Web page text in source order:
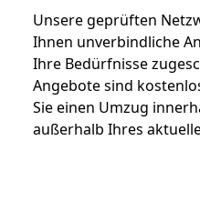
Unsere geprüften
Ihnen unverbindliche
Ihre Bedürfnisse
Angebote sind
Sie einen Umzug
außerhalb Ihres